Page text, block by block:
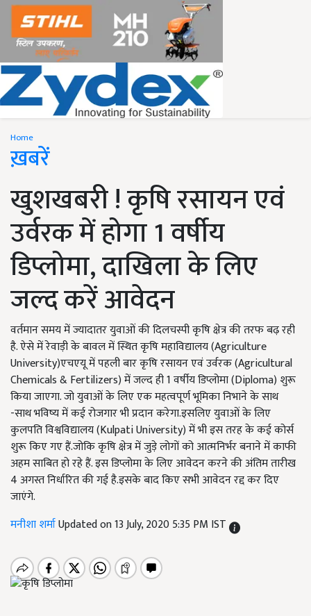
Home
ख़बरें
खुशखबरी ! कृषि रसायन एवं
उर्वरक में होगा 1 वर्षीय
डिप्लोमा, दाखिला के लिए
जल्द करें आवेदन
वर्तमान समय में ज्यादातर युवाओं की दिलचस्पी कृषि क्षेत्र की तरफ बढ़ रही
है. ऐसे में रेवाड़ी के बावल में स्थित कृषि महाविद्यालय (Agriculture
University)एचएयू में पहली बार कृषि रसायन एवं उर्वरक (Agricultural
Chemicals & Fertilizers) में जल्द ही 1 वर्षीय डिप्लोमा (Diploma) शुरू
किया जाएगा. जो युवाओं के लिए एक महत्वपूर्ण भूमिका निभाने के साथ
-साथ भविष्य में कई रोजगार भी प्रदान करेगा.इसलिए युवाओं के लिए
कुलपति विश्वविद्यालय (Kulpati University) में भी इस तरह के कई कोर्स
शुरू किए गए हैं.जोकि कृषि क्षेत्र में जुड़े लोगों को आत्मनिर्भर बनाने में काफी
अहम साबित हो रहे हैं. इस डिप्लोमा के लिए आवेदन करने की अंतिम तारीख
4 अगस्त निर्धारित की गई है.इसके बाद किए सभी आवेदन रद्द कर दिए
जाएंगे.
मनीशा शर्माUpdated on 13 July, 2020 5:35 PM IST